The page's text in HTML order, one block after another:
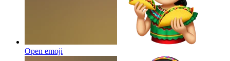
Open emoji